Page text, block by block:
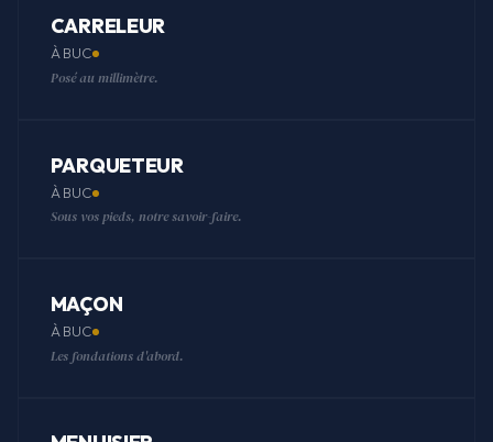
CARRELEUR
À BUC
Posé au millimètre.
PARQUETEUR
À BUC
Sous vos pieds, notre savoir-faire.
MAÇON
À BUC
Les fondations d'abord.